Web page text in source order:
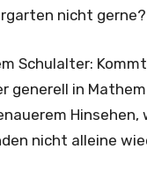
nicht gerne?
Schulalter:
generell in
nicht alleine